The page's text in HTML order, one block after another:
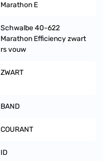
Marathon E
Schwalbe 40-622
Marathon Efficiency zwart
rs vouw
ZWART
BAND
COURANT
ID